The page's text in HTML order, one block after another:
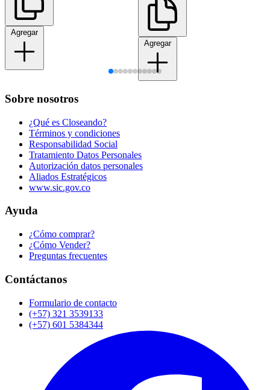
Agregar
Agregar
Sobre nosotros
¿Qué es Closeando?
Términos y condiciones
Responsabilidad Social
Tratamiento Datos Personales
Autorización datos personales
Aliados Estratégicos
www.sic.gov.co
Ayuda
¿Cómo comprar?
¿Cómo Vender?
Preguntas frecuentes
Contáctanos
Formulario de contacto
(+57) 321 3539133
(+57) 601 5384344